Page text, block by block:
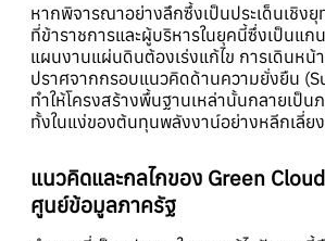
หากพิจารณาอย่างลึกซึ้งเป็นประเด็นเชิง
ที่ข้าราชการและผู้บริหารในยุคนี้ซึ่งเป็นแก
แผนงานแผ่นดินต้องเร่งแก้ไข การเดินหน้
ปราศจากกรอบแนวคิดด้านความยั่งยืน
ทำให้โครงสร้างพื้นฐานเหล่านั้นกลายเป็น
ทั้งในแง่ของต้นทุนพลังงาน์อย่างหลีกเลี่ยง
แนวคิดและกลไกของ Green
ศูนย์ข้อมูลภาครัฐ